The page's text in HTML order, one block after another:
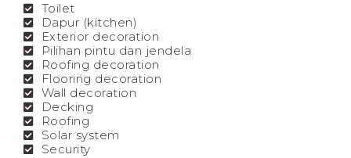
Toilet
Dapur (kitchen)
Exterior decoration
Pilihan pintu dan jendela
Roofing decoration
Flooring decoration
Wall decoration
Decking
Roofing
Solar system
Security